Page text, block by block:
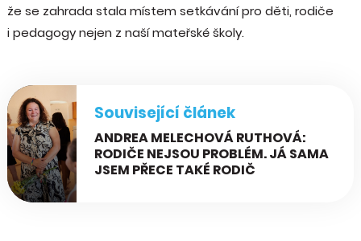
že se zahrada stala místem setkávání pro děti, rodiče
i pedagogy nejen z naší mateřské školy.
Související článek
ANDREA MELECHOVÁ RUTHOVÁ:
RODIČE NEJSOU PROBLÉM. JÁ SAMA
JSEM PŘECE TAKÉ RODIČ